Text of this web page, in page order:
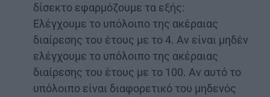
δίσεκτο εφαρμόζουμε τα εξής:
Ελέγχουμε το υπόλοιπο της ακέραιας
διαίρεσης του έτους με το 4. Αν είναι μηδέν
ελέγχουμε το υπόλοιπο της ακέραιας
διαίρεσης του έτους με το 100. Αν αυτό το
υπόλοιπο είναι διαφορετικό του μηδενός